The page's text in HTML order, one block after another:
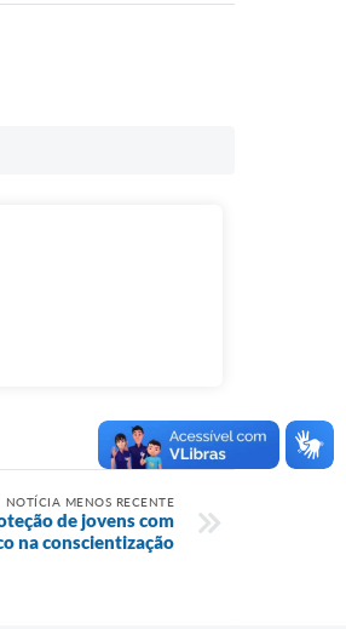
NOTÍCIA MENOS RECENTE
de jovens com
na conscientização